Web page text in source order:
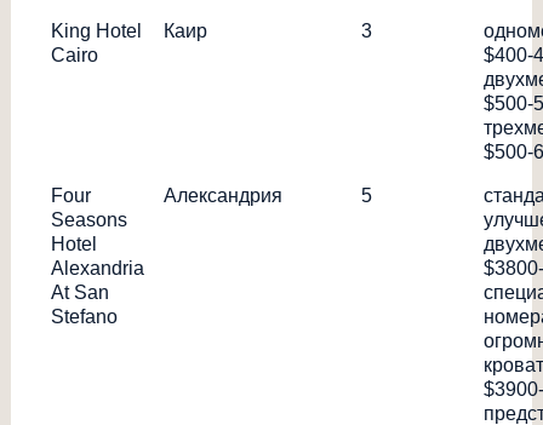
King Hotel
Cairo
Каир 3
$400-
$500-
$500-
Four
Seasons
Hotel
Alexandria
At San
Stefano
Александрия 5